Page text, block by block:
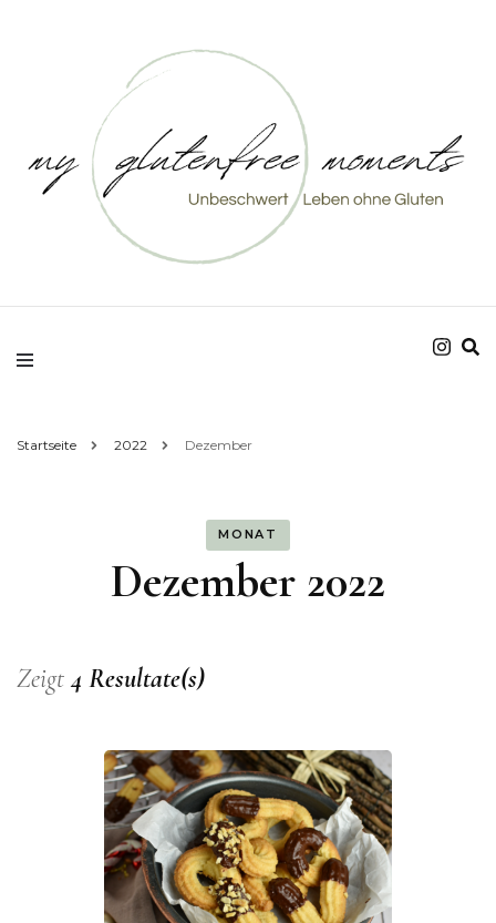
my glutenfree
Startseite 2022 Dezember
MONAT
Dezember 2022
Zeigt 4 Resultate(s)